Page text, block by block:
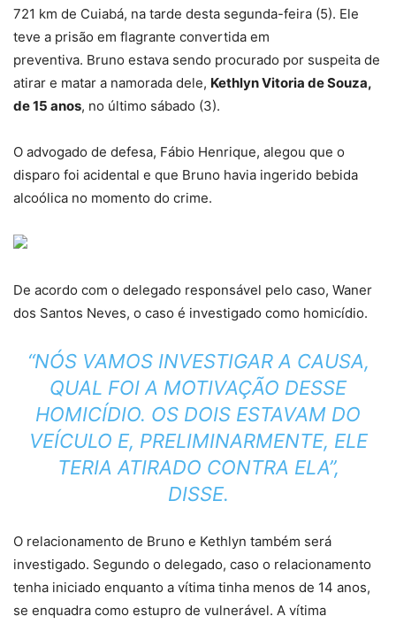
721 km de Cuiabá, na tarde desta segunda-feira (5). Ele
teve a prisão em flagrante convertida em
preventiva. Bruno estava sendo procurado por suspeita de
atirar e matar a namorada dele, Kethlyn Vitoria de Souza,
de 15 anos, no último sábado (3).
O advogado de defesa, Fábio Henrique, alegou que o
disparo foi acidental e que Bruno havia ingerido bebida
alcoólica no momento do crime.
De acordo com o delegado responsável pelo caso, Waner
dos Santos Neves, o caso é investigado como homicídio.
“NÓS VAMOS INVESTIGAR A CAUSA,
QUAL FOI A MOTIVAÇÃO DESSE
HOMICÍDIO. OS DOIS ESTAVAM DO
VEÍCULO E, PRELIMINARMENTE, ELE
TERIA ATIRADO CONTRA ELA”,
DISSE.
O relacionamento de Bruno e Kethlyn também será
investigado. Segundo o delegado, caso o relacionamento
tenha iniciado enquanto a vítima tinha menos de 14 anos,
se enquadra como estupro de vulnerável. A vítima